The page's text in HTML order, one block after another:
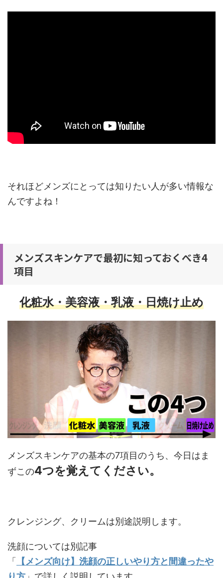
それほどメンズにとっては知りたい人が多い情報な
んですよね！
メンズスキンケアで最初に知っておくべき4
項目
化粧水・美容液・乳液・日焼け止め
メンズスキンケアの基本の7項目のうち、今日はま
ずこの4つを覚えてください。
クレンジング、クリームは別途説明します。
洗顔については別記事
「 【メンズ向け】洗顔の正しいやり方と間違ったや